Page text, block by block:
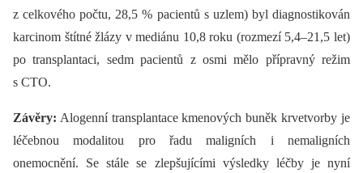
z celkového počtu, 28,5 % pacientů s uzlem) byl diagnostikován
karcinom štítné žlázy v mediánu 10,8 roku (rozmezí 5,4–21,5 let)
po transplantaci, sedm pacientů z osmi mělo přípravný režim
s CTO.
Závěry: Alogenní transplantace kmenových buněk krvetvorby je
léčebnou modalitou pro řadu maligních i nemaligních
onemocnění. Se stále se zlepšujícími výsledky léčby je nyní